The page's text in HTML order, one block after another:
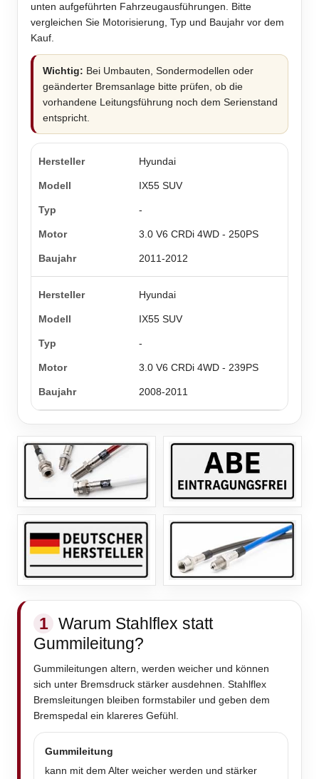
unten aufgeführten Fahrzeugausführungen. Bitte
vergleichen Sie Motorisierung, Typ und Baujahr vor dem
Kauf.
Wichtig: Bei Umbauten, Sondermodellen oder
geänderter Bremsanlage bitte prüfen, ob die
vorhandene Leitungsführung noch dem Serienstand
entspricht.
Hyundai
IX55 SUV
-
3.0 V6 CRDi 4WD - 250PS
2011-2012
Hyundai
IX55 SUV
-
3.0 V6 CRDi 4WD - 239PS
2008-2011
1 Warum Stahlflex statt
Gummileitung?
Gummileitungen altern, werden weicher und können
sich unter Bremsdruck stärker ausdehnen. Stahlflex
Bremsleitungen bleiben formstabiler und geben dem
Bremspedal ein klareres Gefühl.
Gummileitung
kann mit dem Alter weicher werden und stärker